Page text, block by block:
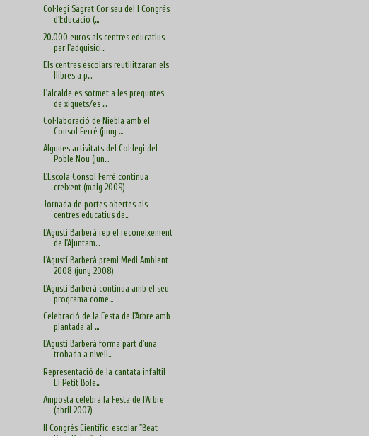
Col·legi Sagrat Cor seu del I Congrés
d'Educació (...
20.000 euros als centres educatius
per l'adquisici...
Els centres escolars reutilitzaran els
llibres a p...
L'alcalde es sotmet a les preguntes
de xiquets/es ...
Col·laboració de Niebla amb el
Consol Ferré (juny ...
Algunes activitats del Col·legi del
Poble Nou (jun...
L'Escola Consol Ferré continua
creixent (maig 2009)
Jornada de portes obertes als
centres educatius de...
L'Agustí Barberà rep el reconeixement
de l'Ajuntam...
L'Agustí Barberà premi Medi Ambient
2008 (juny 2008)
L'Agustí Barberà continua amb el seu
programa come...
Celebració de la Festa de l'Arbre amb
plantada al ...
L'Agustí Barberà forma part d'una
trobada a nivell...
Representació de la cantata infaltil
El Petit Bole...
Amposta celebra la Festa de l'Arbre
(abril 2007)
II Congrés Científic-escolar "Beat